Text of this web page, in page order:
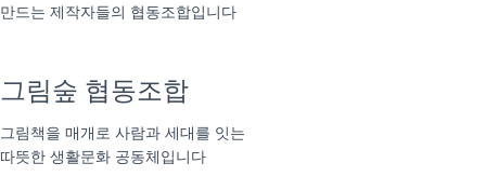
만드는 제작자들의 협동조합입니다
그림숲 협동조합
그림책을 매개로 사람과 세대를 잇는
따뜻한 생활문화 공동체입니다